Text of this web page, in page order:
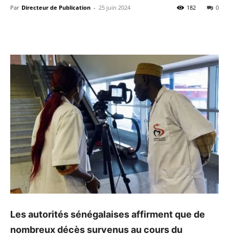
Par Directeur de Publication - 25 juin 2024 0
182
Les autorités sénégalaises affirment que de
nombreux décès survenus au cours du